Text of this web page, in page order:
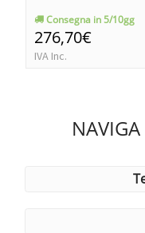
Consegna in 5/10gg
276,70€
IVA Inc.
NAVIGA